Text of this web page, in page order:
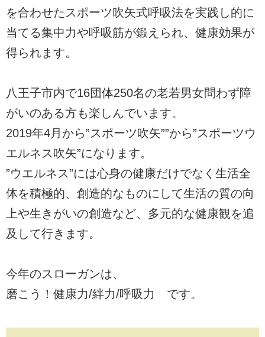
を合わせたスポーツ吹矢式呼吸法を実践し的に
当てる集中力や呼吸筋が鍛えられ、健康効果が
得られます。
八王子市内で16団体250名の老若男女問わず障
がいのある方も楽しんでいます。
2019年4月から”スポーツ吹矢””から”スポーツウ
エルネス吹矢”になります。
”ウエルネス”には心身の健康だけでなく生活全
体を積極的、創造的なものにして生活の質の向
上や生きがいの創造など、多元的な健康観を追
及して行きます。
今年のスローガンは、
磨こう！健康力/絆力/呼吸力 です。